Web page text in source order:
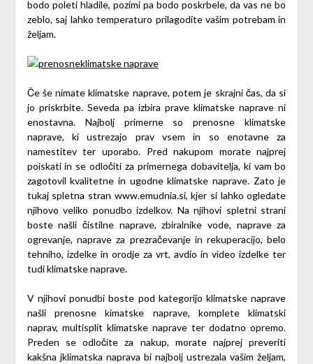
bodo poleti hladile, pozimi pa bodo poskrbele, da vas ne bo
zeblo, saj lahko temperaturo prilagodite vašim potrebam in
željam.
Če še nimate klimatske naprave, potem je skrajni čas, da si
jo priskrbite. Seveda pa izbira prave klimatske naprave ni
enostavna. Najbolj primerne so prenosne klimatske
naprave, ki ustrezajo prav vsem in so enotavne za
namestitev ter uporabo. Pred nakupom morate najprej
poiskati in se odločiti za primernega dobavitelja, ki vam bo
zagotovil kvalitetne in ugodne klimatske naprave. Zato je
tukaj spletna stran www.emudnia.si, kjer si lahko ogledate
njihovo veliko ponudbo izdelkov. Na njihovi spletni strani
boste našli čistilne naprave, zbiralnike vode, naprave za
ogrevanje, naprave za prezračevanje in rekuperacijo, belo
tehniho, izdelke in orodje za vrt, avdio in video izdelke ter
tudi klimatske naprave.
V njihovi ponudbi boste pod kategorijo klimatske naprave
našli prenosne kimatske naprave, komplete klimatski
naprav, multisplit klimatske naprave ter dodatno opremo.
Preden se odločite za nakup, morate najprej preveriti
kakšna jklimatska naprava bi najbolj ustrezala vašim željam,